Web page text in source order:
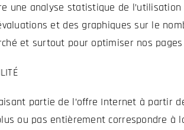
une analyse statistique de
et des graphiques sur le
et surtout pour optimiser nos
partie de l’offre Internet à partir
ou pas entièrement correspondre